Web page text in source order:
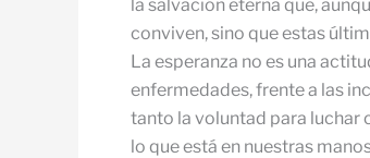
la salvación eterna que,
conviven, sino que estas
La esperanza no es una
enfermedades, frente a las
tanto la voluntad para luchar
lo que está en nuestras